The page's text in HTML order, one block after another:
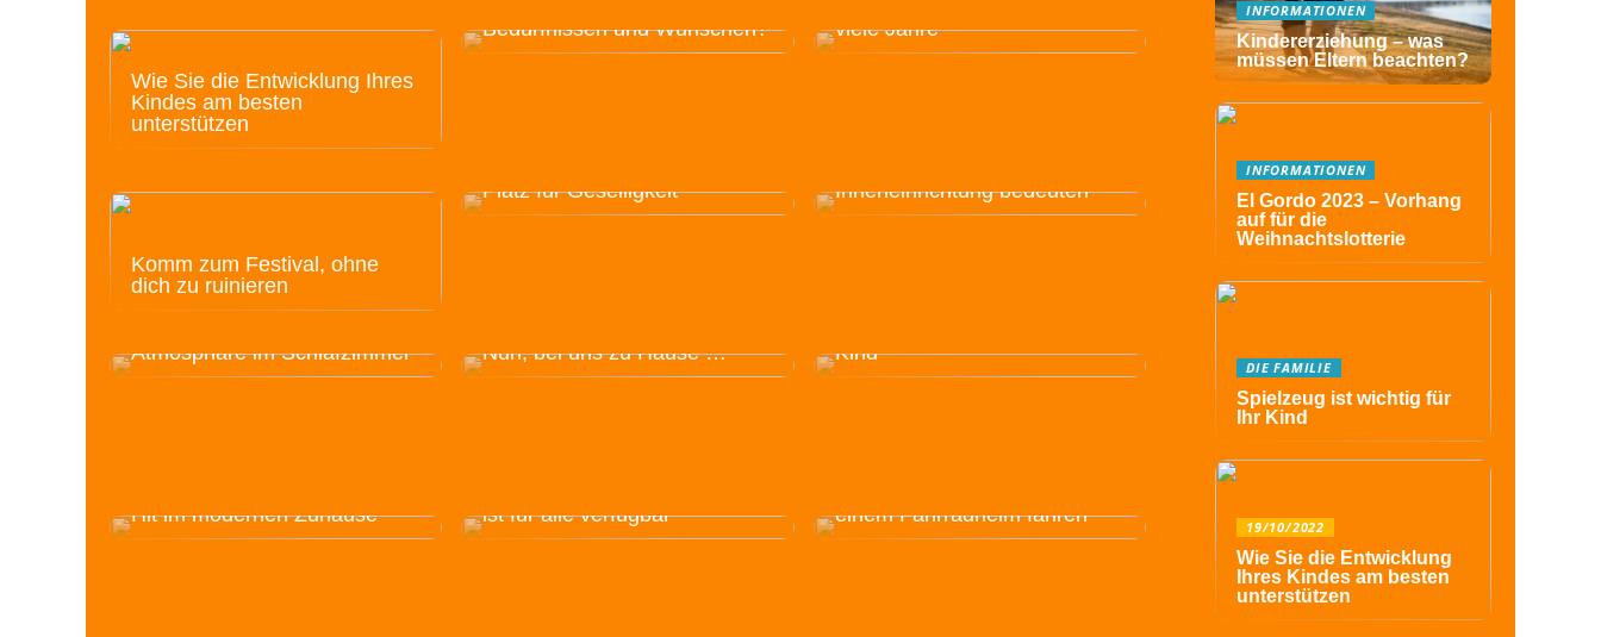
Wie Sie die Entwicklung Ihres
Kindes am besten
unterstützen
Bedürfnissen und Wünschen?
viele Jahre
Komm zum Festival, ohne
dich zu ruinieren
Platz für Geselligkeit
Inneneinrichtung bedeuten
Atmosphäre im Schlafzimmer
Nun, bei uns zu Hause …
Kind
Hit im modernen Zuhause
ist für alle verfügbar
einem Fahrradhelm fahren
INFORMATIONEN
Kindererziehung – was
müssen Eltern beachten?
INFORMATIONEN
El Gordo 2023 – Vorhang
auf für die
Weihnachtslotterie
DIE FAMILIE
Spielzeug ist wichtig für
Ihr Kind
19/10/2022
Wie Sie die Entwicklung
Ihres Kindes am besten
unterstützen